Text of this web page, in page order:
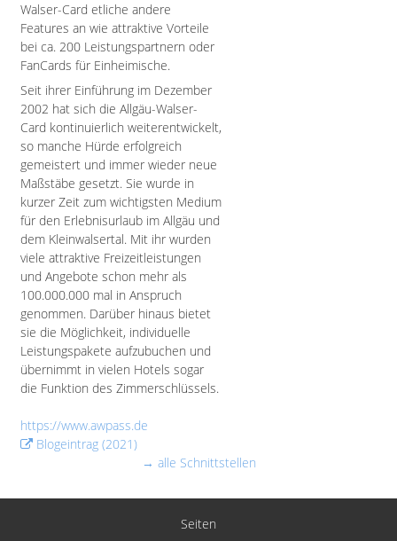
Walser-Card etliche andere
Features an wie attraktive Vorteile
bei ca. 200 Leistungspartnern oder
FanCards für Einheimische.
Seit ihrer Einführung im Dezember
2002 hat sich die Allgäu-Walser-
Card kontinuierlich weiterentwickelt,
so manche Hürde erfolgreich
gemeistert und immer wieder neue
Maßstäbe gesetzt. Sie wurde in
kurzer Zeit zum wichtigsten Medium
für den Erlebnisurlaub im Allgäu und
dem Kleinwalsertal. Mit ihr wurden
viele attraktive Freizeitleistungen
und Angebote schon mehr als
100.000.000 mal in Anspruch
genommen. Darüber hinaus bietet
sie die Möglichkeit, individuelle
Leistungspakete aufzubuchen und
übernimmt in vielen Hotels sogar
die Funktion des Zimmerschlüssels.
https://www.awpass.de
Blogeintrag (2021)
→ alle Schnittstellen
Seiten